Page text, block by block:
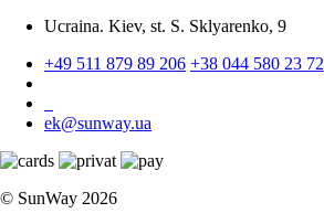
Ucraina. Kiev, st. S. Sklyarenko, 9
+49 511 879 89 206 +38 044 580 23 72
ek@sunway.ua
© SunWay 2026